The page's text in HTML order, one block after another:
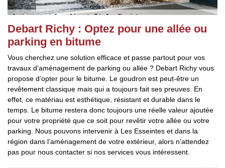
Debart Richy : Optez pour une allée ou
parking en bitume
Vous cherchez une solution efficace et passe partout pour vos
travaux d’aménagement de parking ou allée ? Debart Richy vous
propose d’opter pour le bitume. Le goudron est peut-être un
revêtement classique mais qui a toujours fait ses preuves. En
effet, ce matériau est esthétique, résistant et durable dans le
temps. Le bitume restera donc toujours une réelle valeur ajoutée
pour votre propriété que ce soit pour revêtir votre allée ou votre
parking. Nous pouvons intervenir à Les Esseintes et dans la
région dans l’aménagement de votre extérieur, alors n’attendez
pas pour nous contacter si nos services vous intéressent.